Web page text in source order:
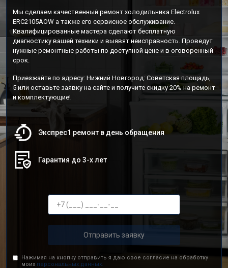
Мы сделаем качественный ремонт холодильника Electrolux
ERC2105AOW а также его сервисное обслуживание.
Квалифицированные мастера сделают бесплатную
диагностику вашей техники и выявят неисправность. Проведут
нужные ремонтные работы по доступной цене и в оговоренный
срок.
Приезжайте по адресу: Нижний Новгород: Советская площадь,
5 или оставьте заявку на сайте и получите скидку 20% на ремонт
и комплектующие!
Экспрес1 ремонт в день обращения
Гарантия до 3-х лет
Отправить заявку
Нажимая на кнопку отправить я даю свое согласие на обработку
моих персональных данных.